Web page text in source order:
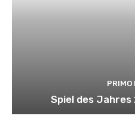
PRIMO
Spiel des